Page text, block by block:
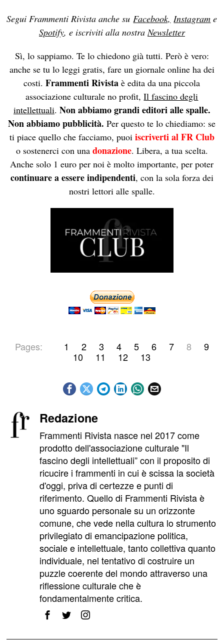
Segui Frammenti Rivista anche suFacebook, Instagram e
Spotify, e iscriviti alla nostraNewsletter
Sì, lo sappiamo. Te lo chiedono già tutti. Però è vero:
anche se tu lo leggi gratis, fare un giornale online ha dei
costi.Frammenti Rivistaè edita da una piccola
associazione culturale no profit,Il fascino degli
intellettuali. Non abbiamo grandi editori alle spalle.
Non abbiamo pubblicità. Per questo te lo chiediamo: se
ti piace quello che facciamo, puoi iscriverti al FR Club
o sostenerci con una donazione. Libera, a tua scelta.
Anche solo 1 euro per noi è molto importante, per poter
continuare a essere indipendenti, con la sola forza dei
nostri lettori alle spalle.
Pages: 1 2 3 4 5 6 7 8
9
10
11 12 13
Redazione
Frammenti Rivista nasce nel 2017 come
prodotto dell'associazione culturale "Il
fascino degli intellettuali” con il proposito di
ricucire i frammenti in cui è scissa la società
d'oggi, priva di certezze e punti di
riferimento. Quello di Frammenti Rivista è
uno sguardo personale su un orizzonte
comune, che vede nella cultura lo strumento
privilegiato di emancipazione politica,
sociale e intellettuale, tanto collettiva quanto
individuale, nel tentativo di costruire un
puzzle coerente del mondo attraverso una
riflessione culturale che è
fondamentalmente critica.